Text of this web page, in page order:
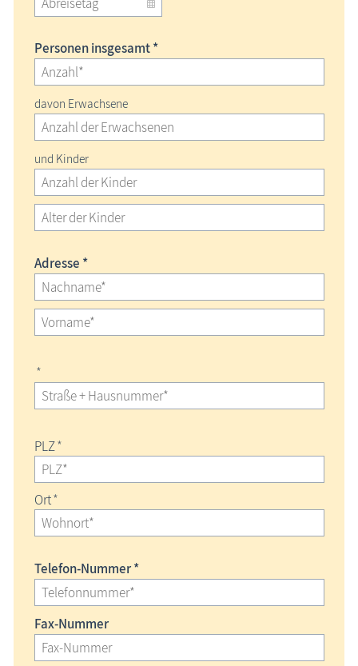
Personen insgesamt *
davon Erwachsene
und Kinder
Adresse *
*
PLZ*
Ort*
Telefon-Nummer *
Fax-Nummer